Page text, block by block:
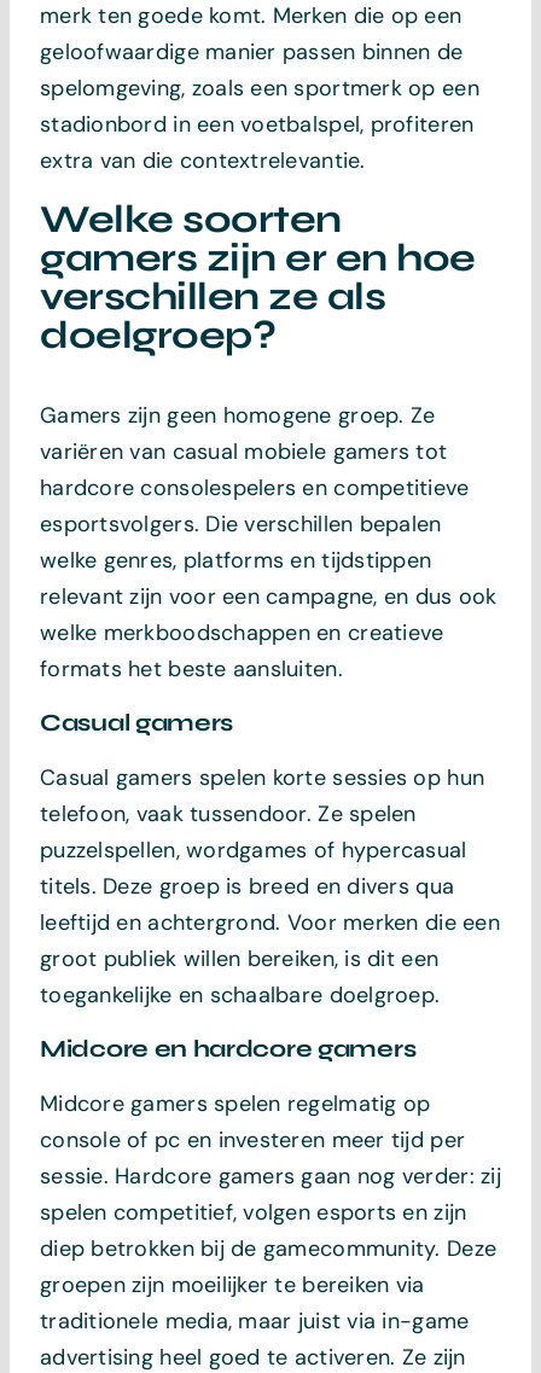
merk ten goede komt. Merken die op een
geloofwaardige manier passen binnen de
spelomgeving, zoals een sportmerk op een
stadionbord in een voetbalspel, profiteren
extra van die contextrelevantie.
Welke soorten
gamers zijn er en hoe
verschillen ze als
doelgroep?
Gamers zijn geen homogene groep. Ze
variëren van casual mobiele gamers tot
hardcore consolespelers en competitieve
esportsvolgers. Die verschillen bepalen
welke genres, platforms en tijdstippen
relevant zijn voor een campagne, en dus ook
welke merkboodschappen en creatieve
formats het beste aansluiten.
Casual gamers
Casual gamers spelen korte sessies op hun
telefoon, vaak tussendoor. Ze spelen
puzzelspellen, wordgames of hypercasual
titels. Deze groep is breed en divers qua
leeftijd en achtergrond. Voor merken die een
groot publiek willen bereiken, is dit een
toegankelijke en schaalbare doelgroep.
Midcore en hardcore gamers
Midcore gamers spelen regelmatig op
console of pc en investeren meer tijd per
sessie. Hardcore gamers gaan nog verder: zij
spelen competitief, volgen esports en zijn
diep betrokken bij de gamecommunity. Deze
groepen zijn moeilijker te bereiken via
traditionele media, maar juist via in-game
advertising heel goed te activeren. Ze zijn